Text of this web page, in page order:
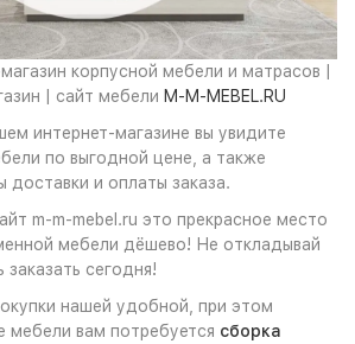
корпусной мебели и матрасов |
| сайт мебели M-M-MEBEL.RU
интернет-магазине вы увидите
по выгодной цене, а также
доставки и оплаты заказа.
m-m-mebel.ru это прекрасное место
мебели дёшево! Не откладывай
сегодня!
нашей удобной, при этом
вам потребуется сборка